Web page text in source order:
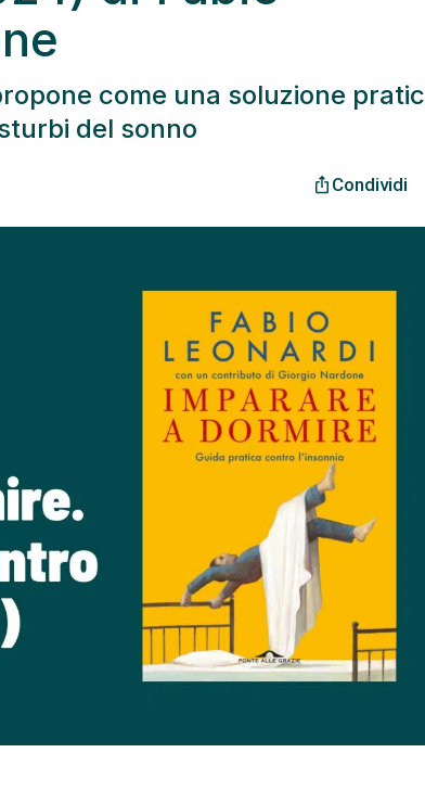
come una soluzione
del sonno
ios_share Condividi